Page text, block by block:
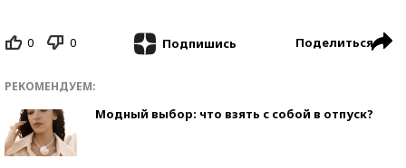
0 0 Подпишись Поделиться
РЕКОМЕНДУЕМ:
Модный выбор: что взять с собой в отпуск?